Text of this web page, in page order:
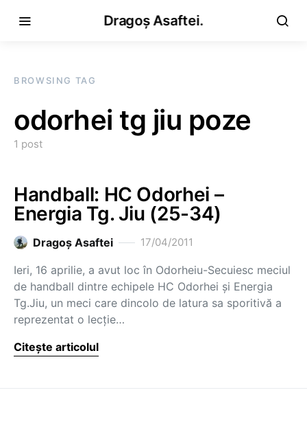
Dragoș Asaftei.
BROWSING TAG
odorhei tg jiu poze
1 post
Handball: HC Odorhei –
Energia Tg. Jiu (25-34)
Dragoş Asaftei 17/04/2011
Ieri, 16 aprilie, a avut loc în Odorheiu-Secuiesc meciul
de handball dintre echipele HC Odorhei și Energia
Tg.Jiu, un meci care dincolo de latura sa sporitivă a
reprezentat o lecție…
Citește articolul